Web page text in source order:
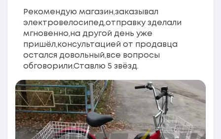
Рекомендую магазин,заказывал
электровелосипед,отправку зделали
мгновенно,на другой день уже
пришёл,консультацией от продавца
остался довольный,все вопросы
обговорили.Ставлю 5 звёзд.